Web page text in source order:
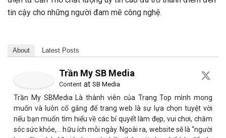
tin cậy cho những người đam mê công nghệ.
About Latest Posts
Trần My SB Media
Content at SB Media
Trần My SBMedia Là thành viên của Trang Top mình mong
muốn và luôn cố gắng để trang web là sự lựa chọn tuyệt vời
nếu bạn muốn tìm hiểu về các bí quyết làm đẹp, vui chơi, chăm
sóc sức khỏe,… hữu ích mỗi ngày. Ngoài ra, website sẽ là “người